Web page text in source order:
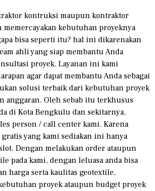
kontruksi maupun kontraktor
kebutuhan proyeknya
bisa seperti itu? hal ini dikarenakan
ahli yang siap membantu Anda
proyek. Layanan ini kami
agar dapat membantu Anda sebagai
solusi terbaik dari kebutuhan proyek
anggaran. Oleh sebab itu terkhusus
di Kota Bengkulu dan sekitarnya,
person / call center kami. Karena
yang kami sediakan ini hanya
Dengan melakukan order ataupun
pada kami, dengan leluasa anda bisa
harga serta kaulitas geotextile,
proyek ataupun budget proyek